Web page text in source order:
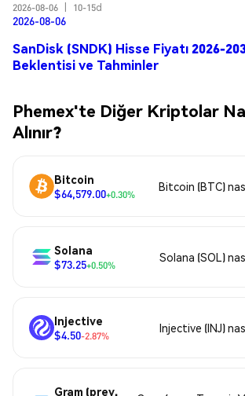
2026-08-06
10-15d
2026-08-06
SanDisk (SNDK) Hisse Fiyatı 2026-
Beklentisi ve Tahminler
Phemex'te Diğer Kriptolar
Alınır?
Bitcoin
$64,579.00+0.30%
Bitcoin (BTC)
Solana
$73.25+0.50%
Solana (SOL)
Injective
$4.50-2.87%
Injective (INJ)
Gram (prev.